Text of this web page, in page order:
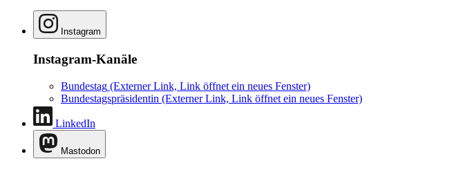
Instagram
Instagram-Kanäle
Bundestag (Externer Link, Link öffnet ein neues Fenster)
Bundestagspräsidentin (Externer Link, Link öffnet ein neues Fenster)
LinkedIn
Mastodon